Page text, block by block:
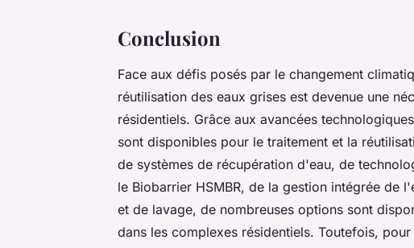
Conclusion
Face aux défis posés par le changement
réutilisation des eaux grises est devenue une
résidentiels. Grâce aux avancées
sont disponibles pour le traitement et la
de systèmes de récupération d'eau, de
le Biobarrier HSMBR, de la gestion intégrée de
et de lavage, de nombreuses options sont
dans les complexes résidentiels. Toutefois,